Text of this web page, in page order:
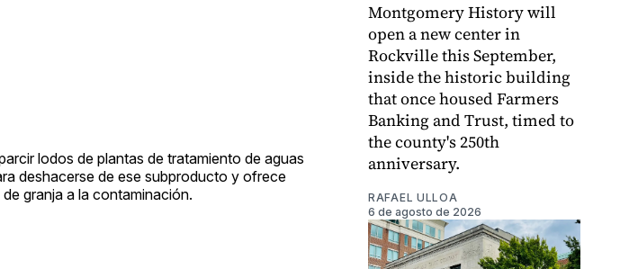
lodos de plantas de tratamiento de aguas
deshacerse de ese subproducto y ofrece
granja a la contaminación.
Montgomery History will
open a new center in
Rockville this September,
inside the historic building
that once housed Farmers
Banking and Trust, timed to
the county's 250th
anniversary.
RAFAEL ULLOA
6 de agosto de 2026